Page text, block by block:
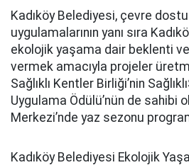
Kadıköy Belediyesi, çevre
uygulamalarının yanı sıra
ekolojik yaşama dair beklenti
vermek amacıyla projeler
Sağlıklı Kentler Birliği’nin
Uygulama Ödülü’nün de sahibi
Merkezi’nde yaz sezonu
Kadıköy Belediyesi Ekolojik